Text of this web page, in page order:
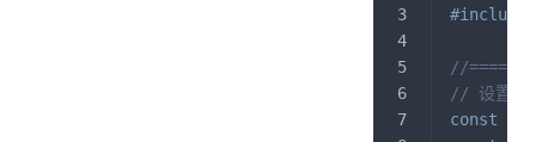
#include
//
// 设置
const